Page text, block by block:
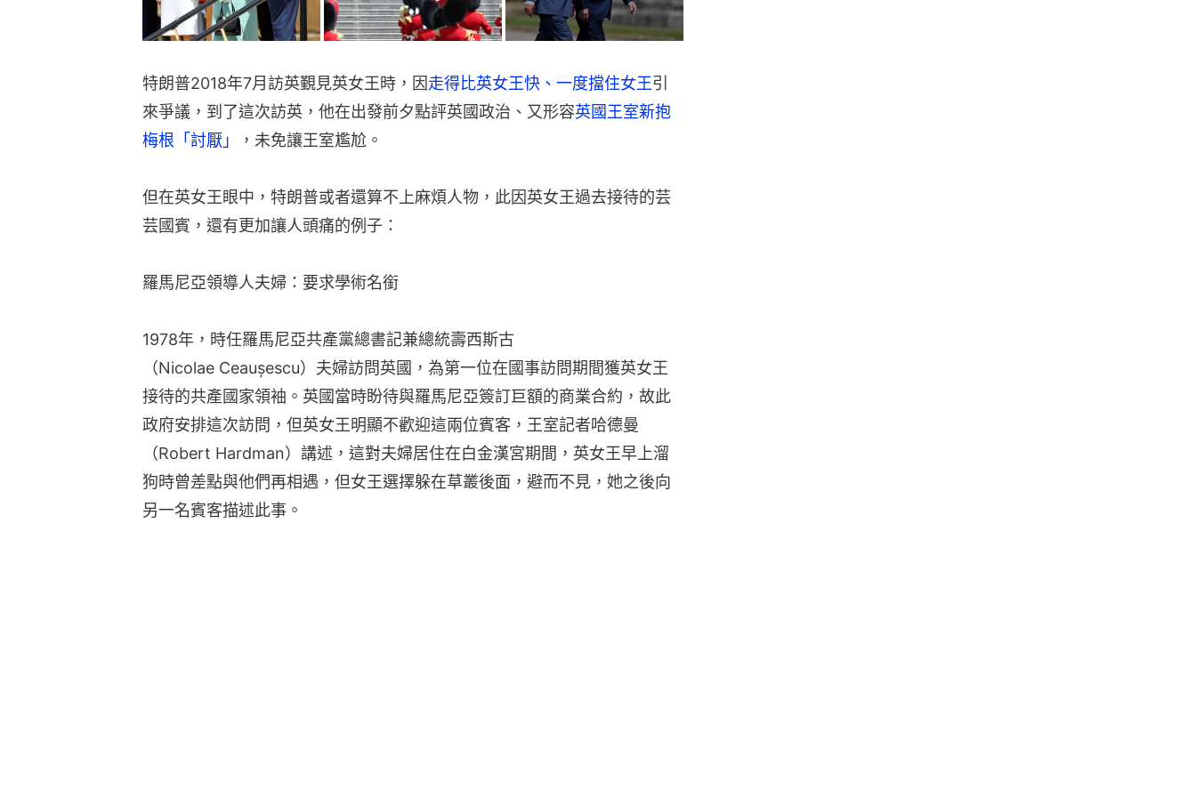
特朗普2018年7月訪英覲見英女王時，因走得比英女王快、一度擋住女王引
來爭議，到了這次訪英，他在出發前夕點評英國政治、又形容英國王室新抱
梅根「討厭」
，未免讓王室尷尬。
但在英女王眼中，特朗普或者還算不上麻煩人物，此因英女王過去接待的芸
芸國賓，還有更加讓人頭痛的例子：
羅馬尼亞領導人夫婦：要求學術名銜
1978年，時任羅馬尼亞共產黨總書記兼總統壽西斯古
（Nicolae Ceaușescu）夫婦訪問英國，為第一位在國事訪問期間獲英女王
接待的共產國家領袖。英國當時盼待與羅馬尼亞簽訂巨額的商業合約，故此
政府安排這次訪問，但英女王明顯不歡迎這兩位賓客，王室記者哈德曼
（Robert Hardman）講述，這對夫婦居住在白金漢宮期間，英女王早上溜
狗時曾差點與他們再相遇，但女王選擇躲在草叢後面，避而不見，她之後向
另一名賓客描述此事。